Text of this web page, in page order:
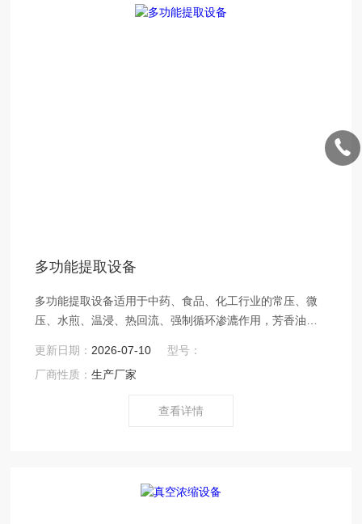
多功能提取设备
多功能提取设备适用于中药、食品、化工行业的常压、微
压、水煎、温浸、热回流、强制循环渗漉作用，芳香油提
便等优点。
更新日期： 2026-07-10
型号：
厂商性质：生产厂家
查看详情